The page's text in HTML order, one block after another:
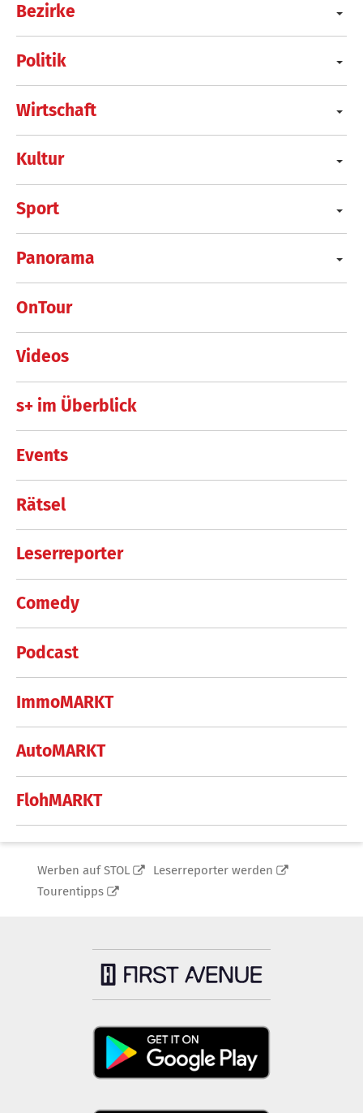
Bezirke
Politik
Wirtschaft
Kultur
Sport
Panorama
OnTour
Videos
s+ im Überblick
Events
Rätsel
Leserreporter
Comedy
Podcast
ImmoMARKT
AutoMARKT
FlohMARKT
Werben auf STOL
Leserreporter werden
Tourentipps